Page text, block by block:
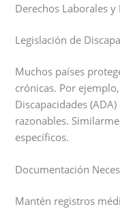
Derechos Laborales y
Legislación de
Muchos países
crónicas. Por
Discapacidades
razonables.
específicos.
Documentación
Mantén registros